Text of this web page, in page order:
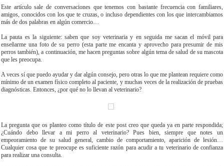
Este artículo sale de conversaciones que tenemos con bastante frecuencia con familiares,
amigos, conocidos con los que te cruzas, o incluso dependientes con los que intercambiamos
más de dos palabras en algún comercio…
La pauta es la siguiente: saben que soy veterinaria y en seguida me sacan el móvil para
enseñarme una foto de su perro (esta parte me encanta y aprovecho para presumir de mis
perros también), a continuación, me hacen preguntas sobre algún tema de salud de su mascota
que les preocupa.
A veces sí que puedo ayudar y dar algún consejo, pero otras lo que me plantean requiere como
mínimo de un examen físico completo al paciente, y muchas veces de la realización de pruebas
diagnósticas. Entonces, ¿por qué no lo llevan al veterinario?
La pregunta que os planteo como título de este post creo que queda ya en parte respondida;
¿Cuándo debo llevar a mi perro al veterinario? Pues bien, siempre que notes un
empeoramiento de su salud general, cambio de comportamiento, aparición de lesión…
Cualquier cosa que te preocupe es suficiente razón para acudir a tu veterinario de confianza
para realizar una consulta.